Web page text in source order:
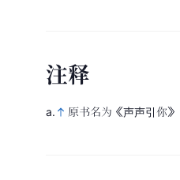
注释
a. 原书名为《声声引你》